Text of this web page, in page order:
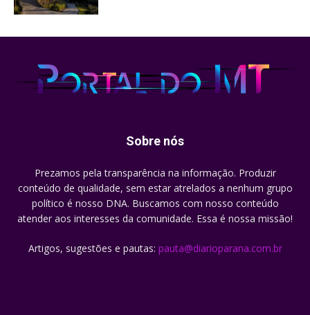
Sobre nós
Prezamos pela transparência na informação. Produzir
conteúdo de qualidade, sem estar atrelados a nenhum grupo
político é nosso DNA. Buscamos com nosso conteúdo
atender aos interesses da comunidade. Essa é nossa missão!
Artigos, sugestões e pautas: pauta@diarioparana.com.br